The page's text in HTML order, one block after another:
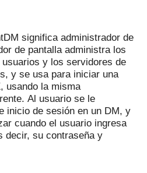
significa administrador de
de pantalla administra los
y los servidores de
y se usa para iniciar una
usando la misma
Al usuario se le
inicio de sesión en un DM, y
cuando el usuario ingresa
decir, su contraseña y